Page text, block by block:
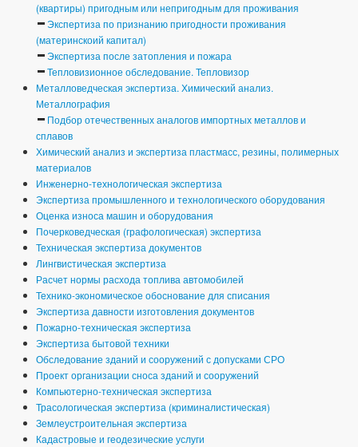
(квартиры) пригодным или непригодным для проживания
Экспертиза по признанию пригодности проживания
(материнскоий капитал)
Экспертиза после затопления и пожара
Тепловизионное обследование. Тепловизор
Металловедческая экспертиза. Химический анализ.
Металлография
Подбор отечественных аналогов импортных металлов и
сплавов
Химический анализ и экспертиза пластмасс, резины, полимерных
материалов
Инженерно-технологическая экспертиза
Экспертиза промышленного и технологического оборудования
Оценка износа машин и оборудования
Почерковедческая (графологическая) экспертиза
Техническая экспертиза документов
Лингвистическая экспертиза
Расчет нормы расхода топлива автомобилей
Технико-экономическое обоснование для списания
Экспертиза давности изготовления документов
Пожарно-техническая экспертиза
Экспертиза бытовой техники
Обследование зданий и сооружений с допусками СРО
Проект организации сноса зданий и сооружений
Компьютерно-техническая экспертиза
Трасологическая экспертиза (криминалистическая)
Землеустроительная экспертиза
Кадастровые и геодезические услуги